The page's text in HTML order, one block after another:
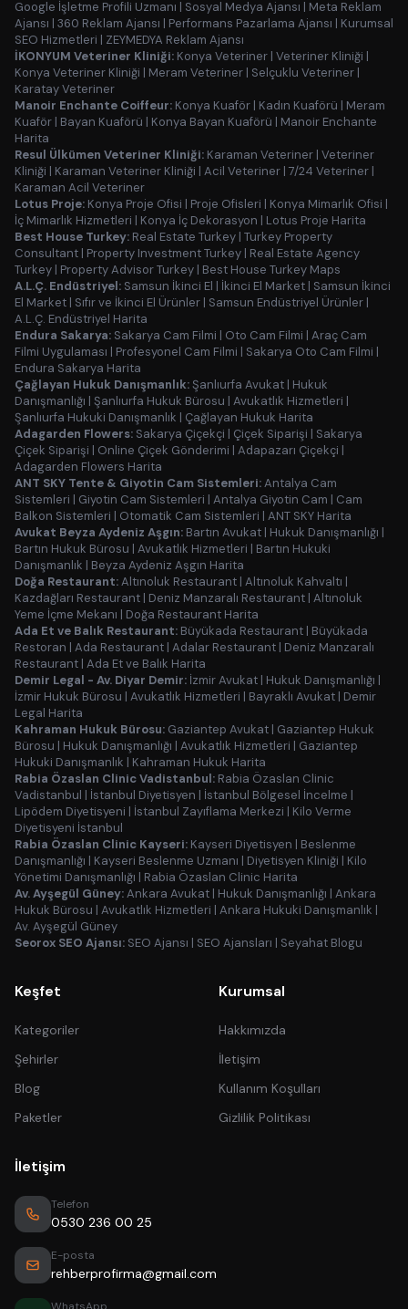
Google İşletme Profili Uzmanı | Sosyal Medya Ajansı | Meta Reklam
Ajansı | 360 Reklam Ajansı | Performans Pazarlama Ajansı | Kurumsal
SEO Hizmetleri | ZEYMEDYA Reklam Ajansı
İKONYUM Veteriner Kliniği: Konya Veteriner | Veteriner Kliniği |
Konya Veteriner Kliniği | Meram Veteriner | Selçuklu Veteriner |
Karatay Veteriner
Manoir Enchante Coiffeur: Konya Kuaför | Kadın Kuaförü | Meram
Kuaför | Bayan Kuaförü | Konya Bayan Kuaförü | Manoir Enchante
Harita
Resul Ülkümen Veteriner Kliniği: Karaman Veteriner | Veteriner
Kliniği | Karaman Veteriner Kliniği | Acil Veteriner | 7/24 Veteriner |
Karaman Acil Veteriner
Lotus Proje: Konya Proje Ofisi | Proje Ofisleri | Konya Mimarlık Ofisi |
İç Mimarlık Hizmetleri | Konya İç Dekorasyon | Lotus Proje Harita
Best House Turkey: Real Estate Turkey | Turkey Property
Consultant | Property Investment Turkey | Real Estate Agency
Turkey | Property Advisor Turkey | Best House Turkey Maps
A.L.Ç. Endüstriyel: Samsun İkinci El | İkinci El Market | Samsun İkinci
El Market | Sıfır ve İkinci El Ürünler | Samsun Endüstriyel Ürünler |
A.L.Ç. Endüstriyel Harita
Endura Sakarya: Sakarya Cam Filmi | Oto Cam Filmi | Araç Cam
Filmi Uygulaması | Profesyonel Cam Filmi | Sakarya Oto Cam Filmi |
Endura Sakarya Harita
Çağlayan Hukuk Danışmanlık:Şanlıurfa Avukat | Hukuk
Danışmanlığı | Şanlıurfa Hukuk Bürosu | Avukatlık Hizmetleri |
Şanlıurfa Hukuki Danışmanlık | Çağlayan Hukuk Harita
Adagarden Flowers: Sakarya Çiçekçi | Çiçek Siparişi | Sakarya
Çiçek Siparişi | Online Çiçek Gönderimi | Adapazarı Çiçekçi |
Adagarden Flowers Harita
ANT SKY Tente & Giyotin Cam Sistemleri:Antalya Cam
Sistemleri | Giyotin Cam Sistemleri | Antalya Giyotin Cam | Cam
Balkon Sistemleri | Otomatik Cam Sistemleri | ANT SKY Harita
Avukat Beyza Aydeniz Aşgın: Bartın Avukat | Hukuk Danışmanlığı |
Bartın Hukuk Bürosu | Avukatlık Hizmetleri | Bartın Hukuki
Danışmanlık | Beyza Aydeniz Aşgın Harita
Doğa Restaurant:Altınoluk Restaurant | Altınoluk Kahvaltı |
Kazdağları Restaurant | Deniz Manzaralı Restaurant | Altınoluk
Yeme İçme Mekanı | Doğa Restaurant Harita
Ada Et ve Balık Restaurant: Büyükada Restaurant | Büyükada
Restoran | Ada Restaurant | Adalar Restaurant | Deniz Manzaralı
Restaurant | Ada Et ve Balık Harita
Demir Legal - Av. Diyar Demir: İzmir Avukat | Hukuk Danışmanlığı |
İzmir Hukuk Bürosu | Avukatlık Hizmetleri | Bayraklı Avukat | Demir
Legal Harita
Kahraman Hukuk Bürosu: Gaziantep Avukat | Gaziantep Hukuk
Bürosu | Hukuk Danışmanlığı | Avukatlık Hizmetleri | Gaziantep
Hukuki Danışmanlık | Kahraman Hukuk Harita
Rabia Özaslan Clinic Vadistanbul: Rabia Özaslan Clinic
Vadistanbul | İstanbul Diyetisyen | İstanbul Bölgesel İncelme |
Lipödem Diyetisyeni | İstanbul Zayıflama Merkezi | Kilo Verme
Diyetisyeni İstanbul
Rabia Özaslan Clinic Kayseri: Kayseri Diyetisyen | Beslenme
Danışmanlığı | Kayseri Beslenme Uzmanı | Diyetisyen Kliniği | Kilo
Yönetimi Danışmanlığı | Rabia Özaslan Clinic Harita
Av. Ayşegül Güney:Ankara Avukat | Hukuk Danışmanlığı | Ankara
Hukuk Bürosu | Avukatlık Hizmetleri | Ankara Hukuki Danışmanlık |
Av. Ayşegül Güney
Seorox SEO Ajansı: SEO Ajansı | SEO Ajansları | Seyahat Blogu
Keşfet
Kategoriler
Şehirler
Blog
Paketler
Kurumsal
Hakkımızda
İletişim
Kullanım Koşulları
Gizlilik Politikası
İletişim
Telefon
0530 236 00 25
E-posta
rehberprofirma@gmail.com